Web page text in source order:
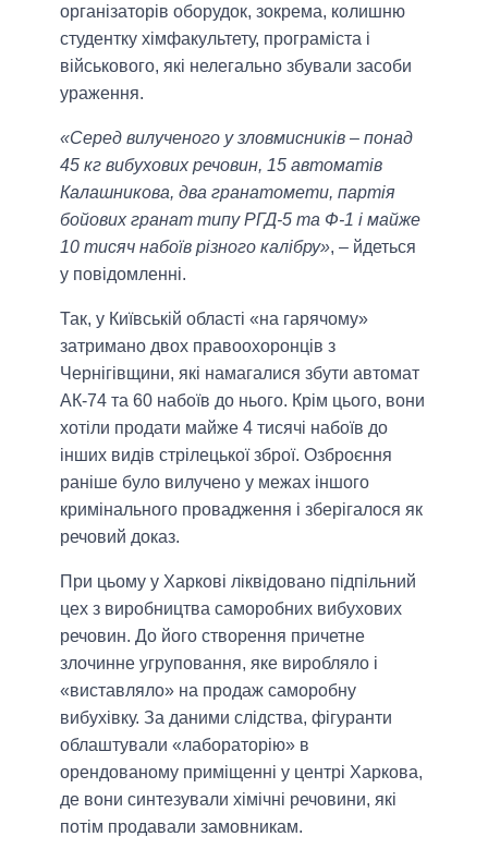
організаторів оборудок, зокрема, колишню
студентку хімфакультету, програміста і
військового, які нелегально збували засоби
ураження.
«Серед вилученого у зловмисників – понад
45 кг вибухових речовин, 15 автоматів
Калашникова, два гранатомети, партія
бойових гранат типу РГД-5 та Ф-1 і майже
10 тисяч набоїв різного калібру», – йдеться
у повідомленні.
Так, у Київській області «на гарячому»
затримано двох правоохоронців з
Чернігівщини, які намагалися збути автомат
АК-74 та 60 набоїв до нього. Крім цього, вони
хотіли продати майже 4 тисячі набоїв до
інших видів стрілецької зброї. Озброєння
раніше було вилучено у межах іншого
кримінального провадження і зберігалося як
речовий доказ.
При цьому у Харкові ліквідовано підпільний
цех з виробництва саморобних вибухових
речовин. До його створення причетне
злочинне угруповання, яке виробляло і
«виставляло» на продаж саморобну
вибухівку. За даними слідства, фігуранти
облаштували «лабораторію» в
орендованому приміщенні у центрі Харкова,
де вони синтезували хімічні речовини, які
потім продавали замовникам.